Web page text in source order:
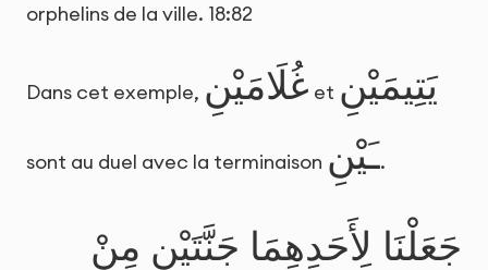
orphelins de la ville. 18:82
Dans cet exemple, غُلَامَيْنِ et يَتِيمَيْنِ
sont au duel avec la terminaison ـَيْنِ.
جَعَلْنَا لِأَحَدِهِمَا جَنَّتَيْنِ مِنْ